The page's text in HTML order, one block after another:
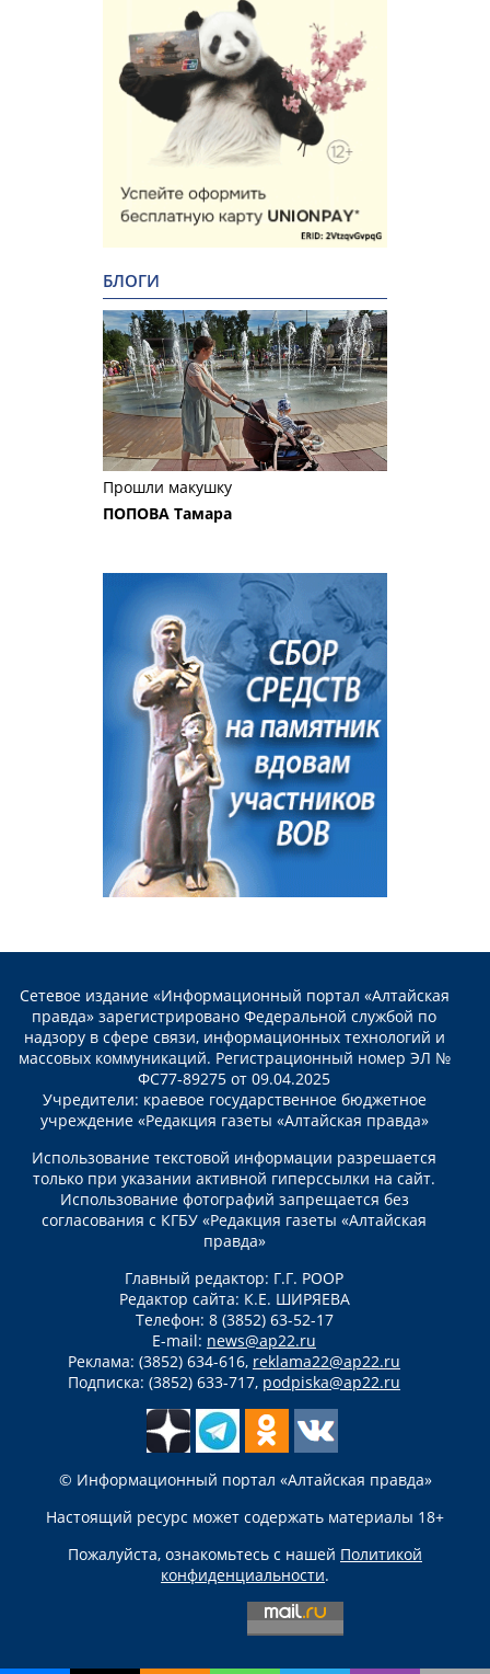
БЛОГИ
Прошли макушку
ПОПОВА Тамара
Сетевое издание «Информационный портал «Алтайская
правда» зарегистрировано Федеральной службой по
надзору в сфере связи, информационных технологий и
массовых коммуникаций. Регистрационный номер ЭЛ №
ФС77-89275 от 09.04.2025
Учредители: краевое государственное бюджетное
учреждение «Редакция газеты «Алтайская правда»
Использование текстовой информации разрешается
только при указании активной гиперссылки на сайт.
Использование фотографий запрещается без
согласования с КГБУ «Редакция газеты «Алтайская
правда»
Главный редактор: Г.Г. РООР
Редактор сайта: К.Е. ШИРЯЕВА
Телефон: 8 (3852) 63-52-17
E-mail: news@ap22.ru
Реклама: (3852) 634-616, reklama22@ap22.ru
Подписка: (3852) 633-717, podpiska@ap22.ru
© Информационный портал «Алтайская правда»
Настоящий ресурс может содержать материалы 18+
Пожалуйста, ознакомьтесь с нашей Политикой
конфиденциальности.